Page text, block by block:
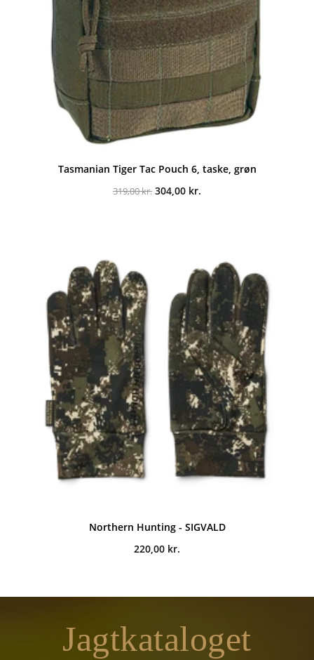
Tasmanian Tiger Tac Pouch 6, taske, grøn
319,00kr. Den
304,00 kr.
Northern Hunting - SIGVALD
220,00 kr.
Jagtkataloget